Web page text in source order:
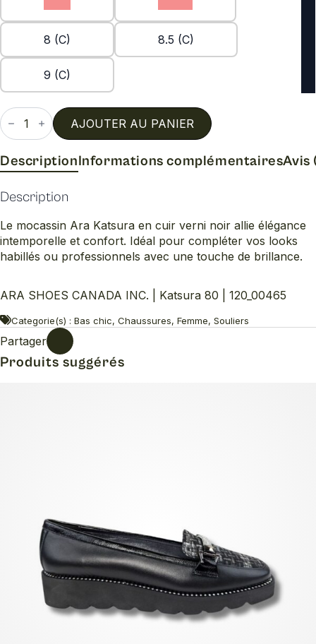
8 (C) 8.5 (C)
9 (C)
quantité
de
Katsura
AJOUTER AU PANIER
DescriptionInformations complémentairesAvis
Description
Le mocassin Ara Katsura en cuir verni noir allie élégance
intemporelle et confort. Idéal pour compléter vos looks
habillés ou professionnels avec une touche de brillance.
ARA SHOES CANADA INC. | Katsura 80 | 120_00465
Categorie(s) : Bas chic, Chaussures, Femme, Souliers
Partager
Produits suggérés